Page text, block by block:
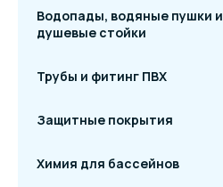
Водопады, водяные пушки и
душевые стойки
Трубы и фитинг ПВХ
Защитные покрытия
Химия для бассейнов